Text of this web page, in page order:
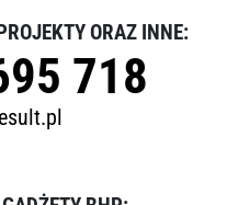
ORAZ INNE:
718